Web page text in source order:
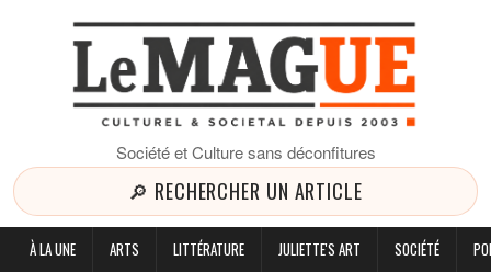
Société et Culture sans déconfitures
🔎 RECHERCHER UN ARTICLE
À LA UNE ARTS LITTÉRATURE JULIETTE'S ART SOCIÉTÉ